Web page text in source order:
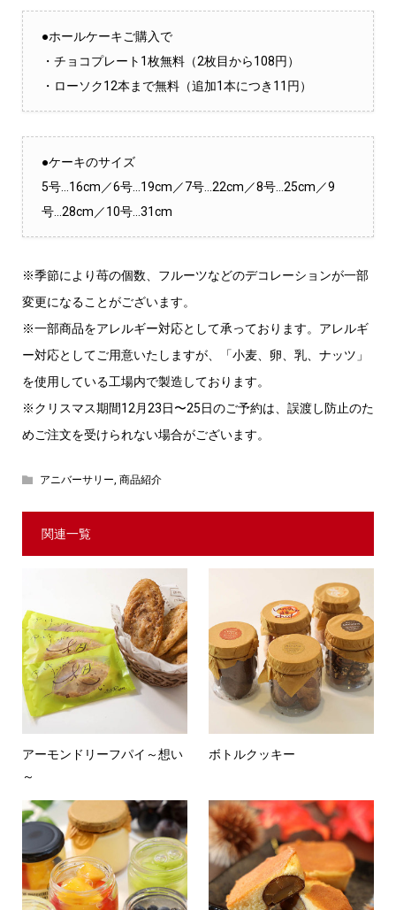
●ホールケーキご購入で
・チョコプレート1枚無料（2枚目から108円）
・ローソク12本まで無料（追加1本につき11円）
●ケーキのサイズ
5号…16cm／6号…19cm／7号…22cm／8号…25cm／9
号…28cm／10号…31cm
※季節により苺の個数、フルーツなどのデコレーションが一部
変更になることがございます。
※一部商品をアレルギー対応として承っております。アレルギ
ー対応としてご用意いたしますが、「小麦、卵、乳、ナッツ」
を使用している工場内で製造しております。
※クリスマス期間12月23日〜25日のご予約は、誤渡し防止のた
めご注文を受けられない場合がございます。
アニバーサリー, 商品紹介
関連一覧
アーモンドリーフパイ～想い
～
ボトルクッキー